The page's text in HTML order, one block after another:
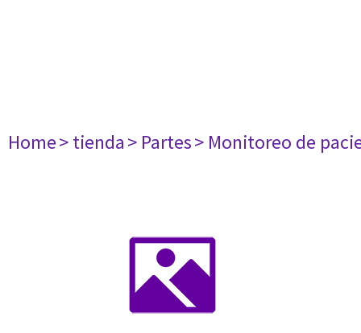
Home> tienda> Partes> Monitoreo de